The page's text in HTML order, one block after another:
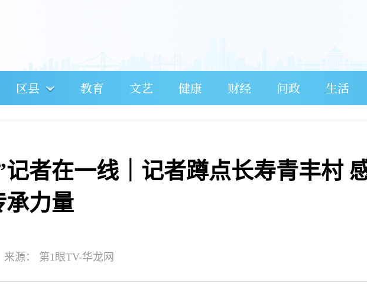
区县 教育 文艺 健康 财经 问政 生活
记者在一线｜记者蹲点长寿青丰村
承力量
来源： 第1眼TV-华龙网